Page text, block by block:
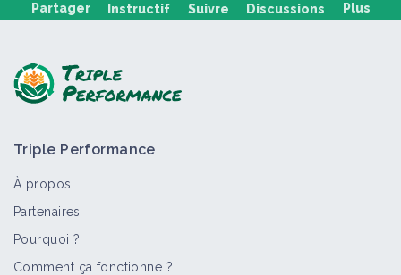
Partager Instructif Suivre Discussions Plus
Triple Performance
À propos
Partenaires
Pourquoi ?
Comment ça fonctionne ?